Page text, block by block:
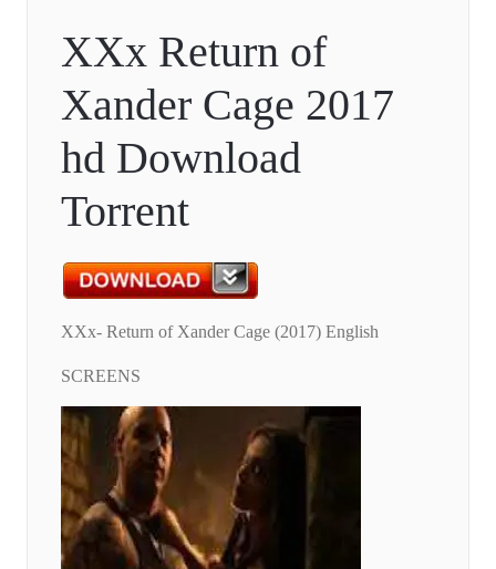
XXx Return of
Xander Cage 2017
hd Download
Torrent
XXx- Return of Xander Cage (2017) English
SCREENS